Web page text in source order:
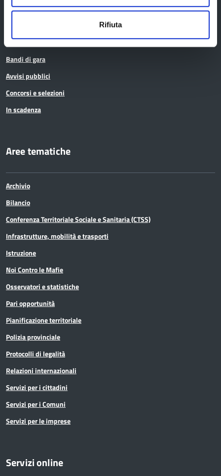
Rifiuta
Bandi di gara
Avvisi pubblici
Concorsi e selezioni
In scadenza
Aree tematiche
Archivio
Bilancio
Conferenza Territoriale Sociale e Sanitaria (CTSS)
Infrastrutture, mobilità e trasporti
Istruzione
Noi Contro le Mafie
Osservatori e statistiche
Pari opportunità
Pianificazione territoriale
Polizia provinciale
Protocolli di legalità
Relazioni internazionali
Servizi per i cittadini
Servizi per i Comuni
Servizi per le imprese
Servizi online